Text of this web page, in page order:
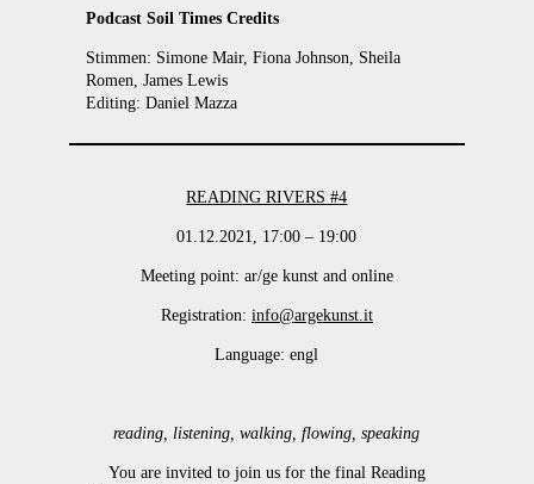
Podcast Soil Times Credits
Stimmen: Simone Mair, Fiona Johnson, Sheila
Romen, James Lewis
Editing: Daniel Mazza
READING RIVERS #4
01.12.2021, 17:00 – 19:00
Meeting point: ar/ge kunst and online
Registration: info@argekunst.it
Language: engl
reading, listening, walking, flowing, speaking
You are invited to join us for the final Reading